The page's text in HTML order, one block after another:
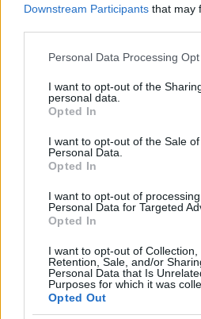
Downstream Participants that may
Please note that this website/app
not limited to your visit or usage
grant or deny consent to Google
use your data for below specified
consent section.
Personal Data Processing
I want to opt-out of the
personal data.
Opted In
I want to opt-out of the Sale
Personal Data.
Opted In
I want to opt-out of
Personal Data for Targeted
Opted In
I want to opt-out of Collection,
Retention, Sale, and/or
Personal Data that Is
Purposes for which it was
Opted Out
adatokból is látszik). Ám mivel
folytatásként épül majd meg –
Kecskemétnél épülő
többször is bemutattuk -, ezt a
lehet majd enyhíteni. Egyik
hosszabb távú terveibe ebben a
irányban mozgó járművek
miután kapcsolatot nyit a
térséghez az M7-eshez
Menekülő utat
M5-ös
Ugyanakkor az M8-as